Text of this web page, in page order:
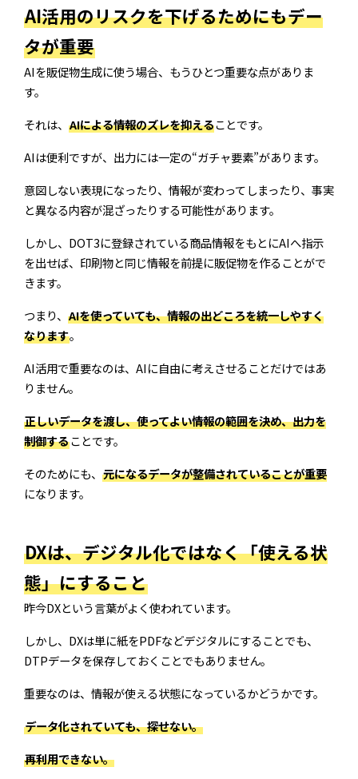
AI活用のリスクを下げるためにもデー
タが重要
AIを販促物生成に使う場合、もうひとつ重要な点がありま
す。
それは、 AIによる情報のズレを抑えることです。
AIは便利ですが、出力には一定の“ガチャ要素”があります。
意図しない表現になったり、情報が変わってしまったり、事実
と異なる内容が混ざったりする可能性があります。
しかし、DOT3に登録されている商品情報をもとにAIへ指示
を出せば、印刷物と同じ情報を前提に販促物を作ることがで
きます。
つまり、 AIを使っていても、情報の出どころを統一しやすく
なります。
AI活用で重要なのは、AIに自由に考えさせることだけではあ
りません。
正しいデータを渡し、使ってよい情報の範囲を決め、出力を
制御することです。
そのためにも、 元になるデータが整備されていることが重要
になります。
DXは、デジタル化ではなく「使える状
態」にすること
昨今DXという言葉がよく使われています。
しかし、DXは単に紙をPDFなどデジタルにすることでも、
DTPデータを保存しておくことでもありません。
重要なのは、情報が使える状態になっているかどうかです。
データ化されていても、探せない。
再利用できない。